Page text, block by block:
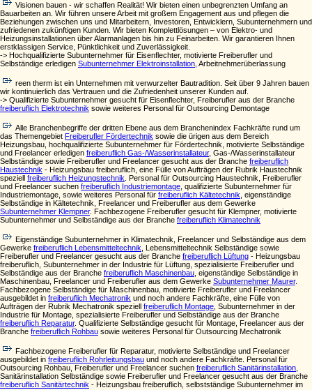
Visionen bauen - wir schaffen Realität! Wir bieten einen unbegrenzten Umfang an
Bauarbeiten an. Wir führen unsere Arbeit mit großem Engagement aus und pflegen die
Beziehungen zwischen uns und Mitarbeitern, Investoren, Entwicklern, Subunternehmern und
zufriedenen zukünftigen Kunden. Wir bieten Komplettlösungen – von Elektro- und
Heizungsinstallationen über Alarmanlagen bis hin zu Feinarbeiten. Wir garantieren Ihnen
erstklassigen Service, Pünktlichkeit und Zuverlässigkeit.
-> Hochqualifizierte Subunternehmer für Eisenflechter, motivierte Freiberufler und
Selbständige erledigen Subunternehmer Elektroinstallation , Arbeitnehmerüberlassung
reen therm ist ein Unternehmen mit verwurzelter Bautradition. Seit über 9 Jahren bauen
wir kontinuierlich das Vertrauen und die Zufriedenheit unserer Kunden auf.
-> Qualifizierte Subunternehmer gesucht für Eisenflechter, Freiberufler aus der Branche
freiberuflich Elektrotechnik sowie weiteres Personal für Outsourcing Demontage
Alle Branchenbegriffe der dritten Ebene aus dem Branchenindex Fachkräfte rund um
das Themengebiet Freiberufler Fördertechnik sowie die ürigen aus dem Bereich
Heizungsbau, hochqualifizierte Subunternehmer für Fördertechnik, motivierte Selbständige
und Freelancer erledigen freiberuflich Gas-/Wasserinstallateur, Gas-/Wasserinstallateur
Selbständige sowie Freiberufler und Freelancer gesucht aus der Branche freiberuflich
Haustechnik - Heizungsbau freiberuflich, eine Fülle von Aufträgen der Rubrik Haustechnik
speziell freiberuflich Heizungstechnik . Personal für Outsourcing Haustechnik, Freiberufler
und Freelancer suchen freiberuflich Industriemontage , qualifizierte Subunternehmer für
Industriemontage, sowie weiteres Personal für freiberuflich Kältetechnik , eigenständige
Selbständige in Kältetechnik, Freelancer und Freiberufler aus dem Gewerke
Subunternehmer Klempner. Fachbezogene Freiberufler gesucht für Klempner, motivierte
Subunternehmer und Selbständige aus der Branche freiberuflich Klimatechnik
Eigenständige Subunternehmer in Klimatechnik, Freelancer und Selbständige aus dem
Gewerke freiberuflich Lebensmitteltechnik , Lebensmitteltechnik Selbständige sowie
Freiberufler und Freelancer gesucht aus der Branche freiberuflich Lüftung - Heizungsbau
freiberuflich, Subunternehmer in der Industrie für Lüftung, spezialisierte Freiberufler und
Selbständige aus der Branche freiberuflich Maschinenbau , eigenständige Selbständige in
Maschinenbau, Freelancer und Freiberufler aus dem Gewerke Subunternehmer Maurer.
Fachbezogene Selbständige für Maschinenbau, motivierte Freiberufler und Freelancer
ausgebildet in freiberuflich Mechatronik und noch andere Fachkräfte, eine Fülle von
Aufträgen der Rubrik Mechatronik speziell freiberuflich Montage , Subunternehmer in der
Industrie für Montage, spezialisierte Freiberufler und Selbständige aus der Branche
freiberuflich Reparatur. Qualifizierte Selbständige gesucht für Montage, Freelancer aus der
Branche freiberuflich Rohbau sowie weiteres Personal für Outsourcing Mechatronik
Fachbezogene Freiberufler für Reparatur, motivierte Selbständige und Freelancer
ausgebildet in freiberuflich Rohrleitungsbau und noch andere Fachkräfte. Personal für
Outsourcing Rohbau, Freiberufler und Freelancer suchen freiberuflich Sanitärinstallation
Sanitärinstallation Selbständige sowie Freiberufler und Freelancer gesucht aus der Branche
freiberuflich Sanitärtechnik - Heizungsbau freiberuflich, selbstständige Subunternehmer im